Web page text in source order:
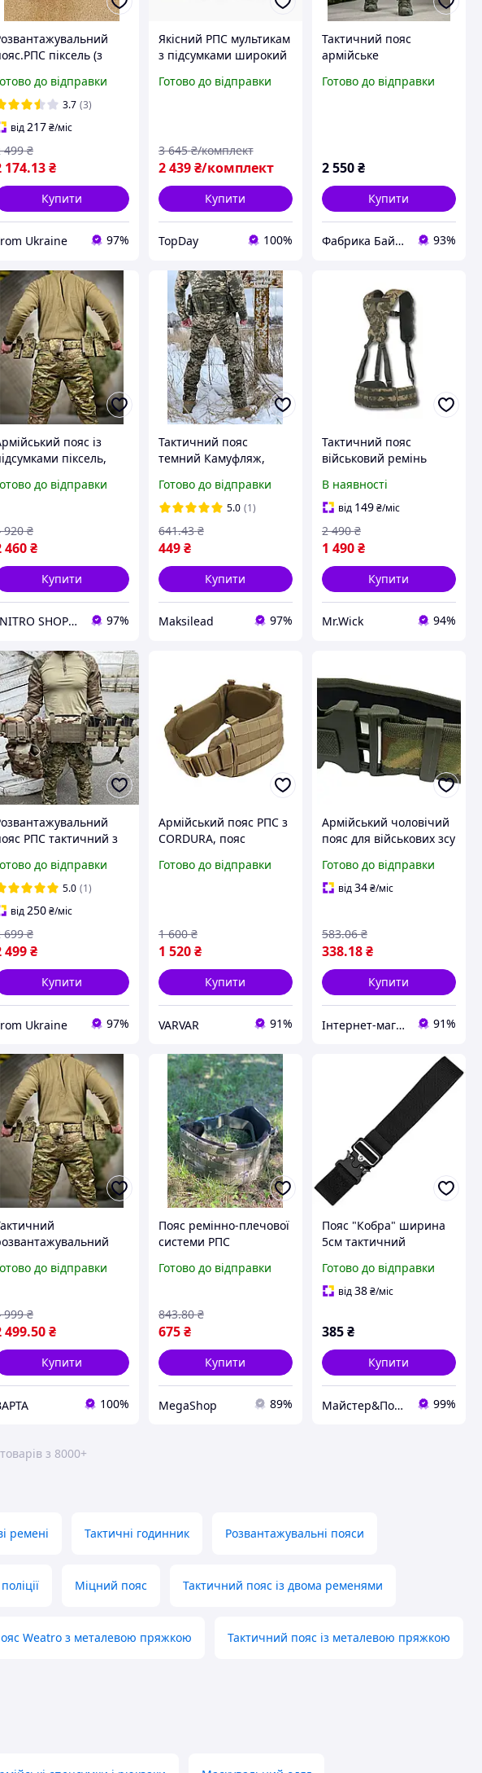
піксель (з
пояс для
Тактичний жилет
8 підсумків
до відправки
3.7 (3)
від217₴/міс
174.13₴
499 ₴
Купити
Ukraine 97%
Якісний РПС мультикам
з підсумками широкий
розвантажувальний
Готово до відправки
2 439 ₴/комплект
3 645 ₴/комплект
Купити
TopDay 100%
Тактичний пояс
армійське
системою скидання
Готово до відправки
2 550₴
Купити
Фабрика Байрактар - магазин тактичного спорядження 93%
пояс із
піксель,
РПС, тактичний
до відправки
460₴
920 ₴
Купити
"NITRO SHOP" Інтернет магазин 97%
Тактичний пояс
темний Камуфляж,
ЗСУ,
Розвантажувальний
пояс тактичний
Готово до відправки
5.0 (1)
449 ₴
641.43 ₴
Купити
Maksilead 97%
Тактичний пояс
військовий ремінь
MOLLE армійський для
спорядження бойовий
міцний з фастексом 25
мм
В наявності
від 149₴/міс
1 490₴
2 490 ₴
Купити
Mr.Wick 94%
РПС тактичний з
жилет для
Рпс мультикам на 8
до відправки
5.0 (1)
від250₴/міс
499₴
699 ₴
Купити
Ukraine 97%
Армійський пояс РПС з
CORDURA, пояс
розвантажувальний
Готово до відправки
1 520 ₴
1 600 ₴
Купити
VARVAR 91%
Армійський чоловічий
пояс для військових зсу
військовий міцний
ремінь зеленого
Готово до відправки
від34₴/міс
338.18₴
583.06 ₴
Купити
Інтернет-магазин Allegoriya 91%
рпс зсу,
пояс рпс із
піксель
до відправки
499.50₴
999 ₴
Купити
100%
Пояс ремінно-плечової
системи РПС
пояс тактичний
системою кріплення
Готово до відправки
675 ₴
843.80 ₴
Купити
MegaShop 89%
Пояс "Кобра" ширина
5см тактичний
пас пояс, макс.
довжина 110 см,
Готово до відправки
від38₴/міс
385₴
Купити
Майстер&Пострілу 99%
з 8000+
ремені Тактичні годинник Розвантажувальні пояси
Міцний пояс Тактичний пояс із двома ременями
Weatro з металевою пряжкою Тактичний пояс із металевою пряжкою